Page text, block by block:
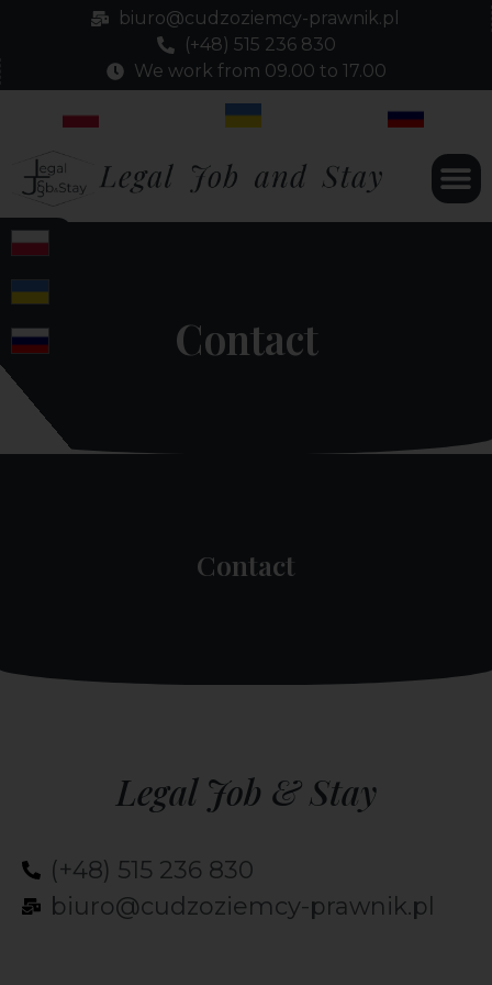
biuro@cudzoziemcy-prawnik.pl
(+48) 515 236 830
We work from 09.00 to 17.00
Contact
Contact
Legal Job & Stay
(+48) 515 236 830
biuro@cudzoziemcy-prawnik.pl